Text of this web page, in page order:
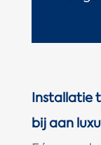
Installatie
bij aan